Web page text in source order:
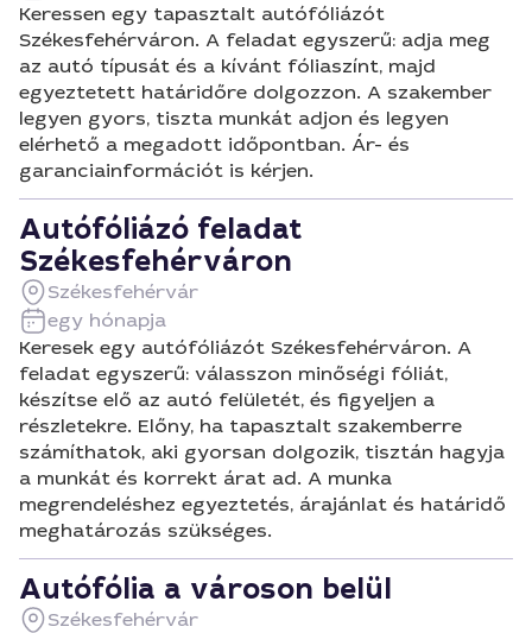
Keressen egy tapasztalt autófóliázót
Székesfehérváron. A feladat egyszerű: adja meg
az autó típusát és a kívánt fóliaszínt, majd
egyeztetett határidőre dolgozzon. A szakember
legyen gyors, tiszta munkát adjon és legyen
elérhető a megadott időpontban. Ár- és
garanciainformációt is kérjen.
Autófóliázó feladat
Székesfehérváron
Székesfehérvár
egy hónapja
Keresek egy autófóliázót Székesfehérváron. A
feladat egyszerű: válasszon minőségi fóliát,
készítse elő az autó felületét, és figyeljen a
részletekre. Előny, ha tapasztalt szakemberre
számíthatok, aki gyorsan dolgozik, tisztán hagyja
a munkát és korrekt árat ad. A munka
megrendeléshez egyeztetés, árajánlat és határidő
meghatározás szükséges.
Autófólia a városon belül
Székesfehérvár